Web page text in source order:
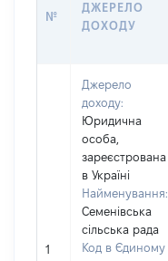
№
ДЖЕРЕЛО
ДОХОДУ
1
Джерело
доходу:
Юридична
особа,
зареєстрована
в Україні
Найменування:
Семенівська
сільська рада
Код в Єдиному